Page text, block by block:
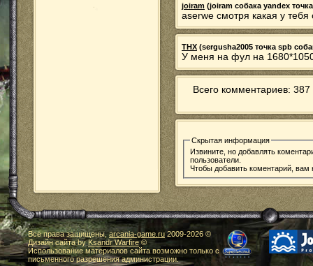
joiram (joiram собака yandex
aserwe смотря какая у тебя
THX (sergusha2005 точка spb
У меня на фул на
Всего комментариев:
Скрытая информация
Извините, но добавлять
пользователи.
Чтобы добавить коментарий,
Все права защищены,arcania-game.ru2009-2026 ©
Дизайн сайта byKsandr Warfire©
Использование материалов сайта возможно только с
письменного разрешения администрации.